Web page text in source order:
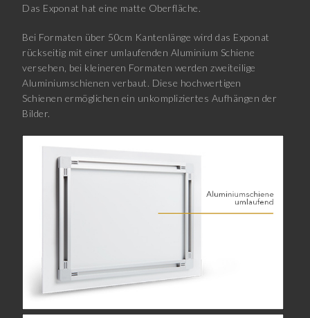
Das Exponat hat eine matte Oberfläche.
Bei Formaten über 50cm Kantenlänge wird das Exponat
rückseitig mit einer umlaufenden Aluminium Schiene
versehen, bei kleineren Formaten werden zweiteilige
Aluminiumschienen verbaut. Diese hochwertigen
Schienen ermöglichen ein unkompliziertes Aufhängen der
Bilder.